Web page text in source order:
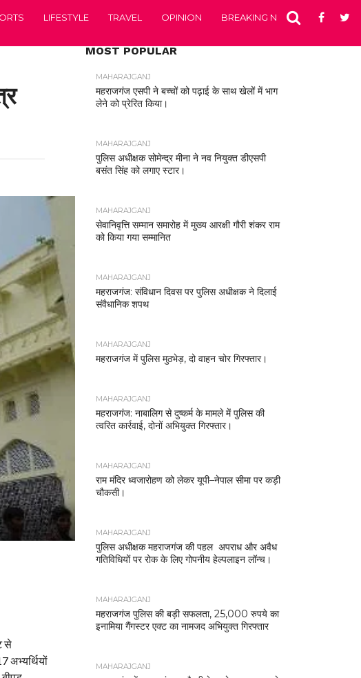
LIFESTYLE TRAVEL OPINION BREAKING NEWS
से
अभ्यर्थियों
MOST POPULAR
MAHARAJGANJ
महराजगंज एसपी ने बच्चों को पढ़ाई के साथ खेलों में भाग
लेने को प्रेरित किया।
MAHARAJGANJ
पुलिस अधीक्षक सोमेन्द्र मीना ने नव नियुक्त डीएसपी
बसंत सिंह को लगाए स्टार।
MAHARAJGANJ
सेवानिवृत्ति सम्मान समारोह में मुख्य आरक्षी गौरी शंकर राम
को किया गया सम्मानित
MAHARAJGANJ
महराजगंज: संविधान दिवस पर पुलिस अधीक्षक ने दिलाई
संवैधानिक शपथ
MAHARAJGANJ
महराजगंज में पुलिस मुठभेड़, दो वाहन चोर गिरफ्तार।
MAHARAJGANJ
महराजगंज: नाबालिग से दुष्कर्म के मामले में पुलिस की
त्वरित कार्रवाई, दोनों अभियुक्त गिरफ्तार।
MAHARAJGANJ
राम मंदिर ध्वजारोहण को लेकर यूपी–नेपाल सीमा पर कड़ी
चौकसी।
MAHARAJGANJ
पुलिस अधीक्षक महराजगंज की पहल अपराध और अवैध
गतिविधियों पर रोक के लिए गोपनीय हेल्पलाइन लॉन्च।
MAHARAJGANJ
महराजगंज पुलिस की बड़ी सफलता, 25,000 रुपये का
इनामिया गैंगस्टर एक्ट का नामजद अभियुक्त गिरफ्तार
MAHARAJGANJ